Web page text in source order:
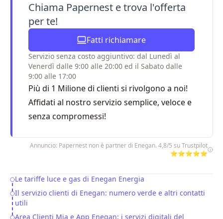
Chiama Papernest e trova l'offerta
per te!
Fatti richiamare
Servizio senza costo aggiuntivo: dal Lunedì al
Venerdì dalle 9:00 alle 20:00 ed il Sabato dalle
9:00 alle 17:00
Più di 1 Milione di clienti si rivolgono a noi!
Affidati al nostro servizio semplice, veloce e
senza compromessi!
Annuncio: Papernest non è partner di Enegan. 4,8/5 su Trustpilot
⭐⭐⭐⭐⭐
Table of Contents
Le tariffe luce e gas di Enegan Energia
Il servizio clienti di Enegan: numero verde e altri contatti
utili
Area Clienti Mia e App Enegan: i servizi digitali del